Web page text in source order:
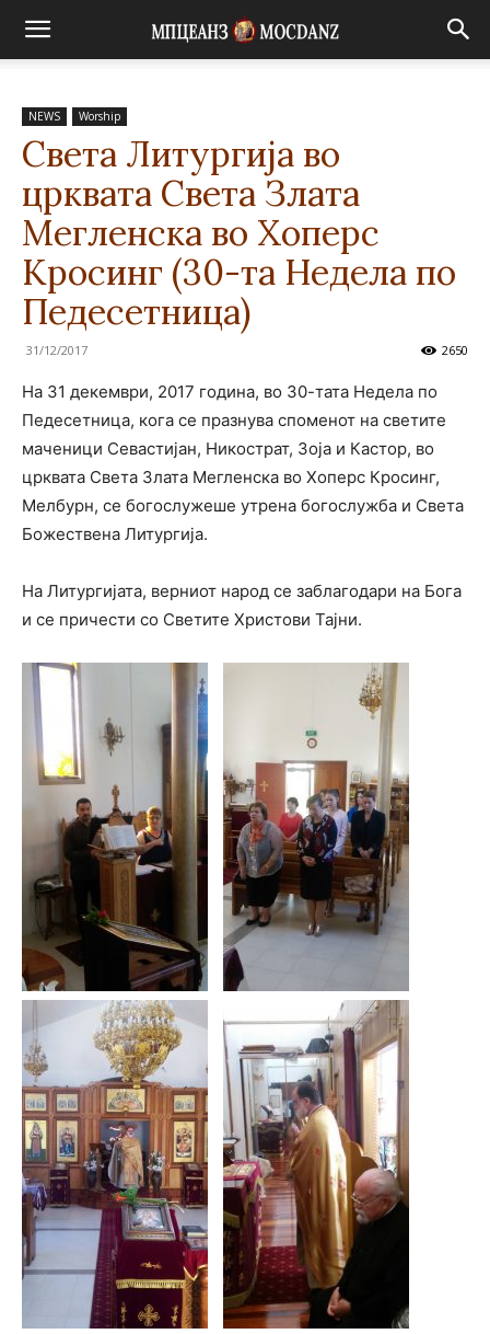
NEWS Worship
Света Литургија во
црквата Света Злата
Мегленска во Хоперс
Кросинг (30-та Недела по
Педесетница)
31/12/2017 2650
На 31 декември, 2017 година, во 30-тата Недела по
Педесетница, кога се празнува споменот на светите
маченици Севастијан, Никострат, Зоја и Кастор, во
црквата Света Злата Мегленска во Хоперс Кросинг,
Мелбурн, се богослужеше утрена богослужба и Света
Божествена Литургија.
На Литургијата, верниот народ се заблагодари на Бога
и се причести со Светите Христови Тајни.